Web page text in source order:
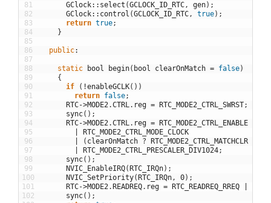
81
82
83
84
85
86
87
88
89
90
91
92
93
94
95
96
97
98
99
100
101
102
GClock:: select (GCLOCK_ID_RTC , gen) ;
GClock:: control (GCLOCK_ID_RTC , true) ;
return true;
}
public:
static bool begin( bool clearOnMatch = false)
{
if
( !enableGCLK( ) )
return false;
RTC->MODE2 .CTRL . reg = RTC_MODE2_CTRL_SWRST;
sync( ) ;
RTC->MODE2 .CTRL . reg = RTC_MODE2_CTRL_ENABLE
RTC_MODE2_CTRL_MODE_CLOCK
( clearOnMatch ? RTC_MODE2_CTRL_MATCHCLR
RTC_MODE2_CTRL_PRESCALER_DIV1024;
sync( ) ;
NVIC_EnableIRQ(RTC_IRQn) ;
NVIC_SetPriority(RTC_IRQn , 0) ;
RTC->MODE2 .READREQ. reg = RTC_READREQ_RREQ
sync( ) ;